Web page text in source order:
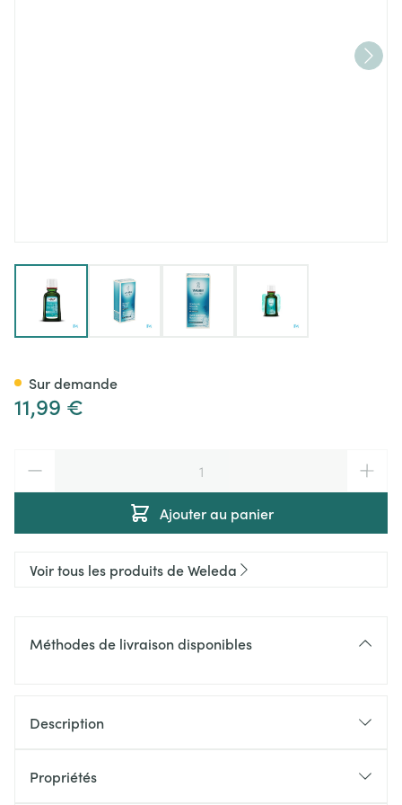
View larger imageView larger imageView larger image
11,99 €
Ajouter au panier
Sur demande
Voir tous les produits de Weleda
Méthodes de livraison disponibles
Description
Propriétés